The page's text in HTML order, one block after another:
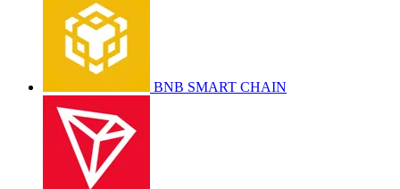
BNB SMART CHAIN